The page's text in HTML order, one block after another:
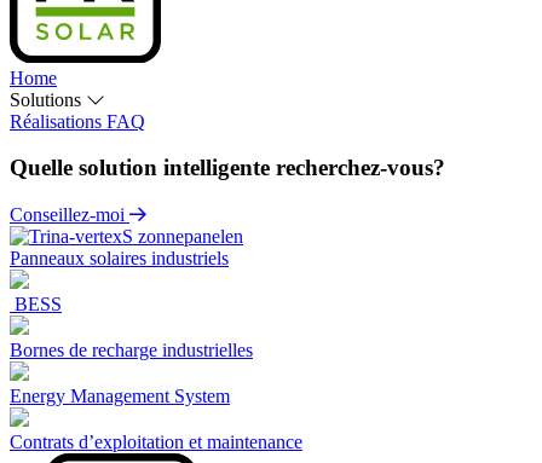
Home
Solutions
Réalisations FAQ
Quelle solution intelligente recherchez-vous?
Conseillez-moi
Panneaux solaires industriels
BESS
Bornes de recharge industrielles
Energy Management System
Contrats d’exploitation et maintenance